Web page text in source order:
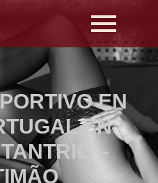
EN
EN
–